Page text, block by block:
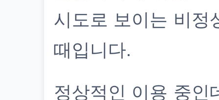
시도로 보이는 비정
때입니다.
정상적인 이용 중인